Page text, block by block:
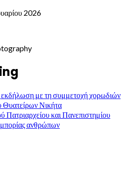
2026
εκδήλωση με τη συμμετοχή χορωδιών
Θυατείρων Νικήτα
Πατριαρχείου και Πανεπιστημίου
ανθρώπων